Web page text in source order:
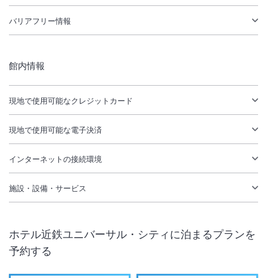
バリアフリー情報
館内情報
現地で使用可能なクレジットカード
現地で使用可能な電子決済
インターネットの接続環境
施設・設備・サービス
ホテル近鉄ユニバーサル・シティに泊まるプランを
予約する